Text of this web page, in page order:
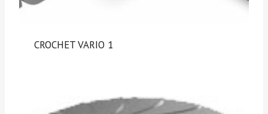
CROCHET VARIO 1